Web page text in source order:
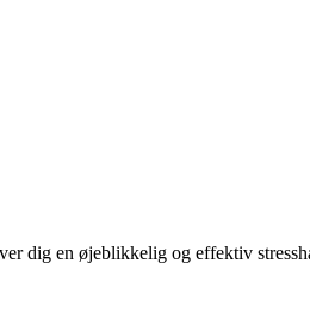
dig en øjeblikkelig og effektiv